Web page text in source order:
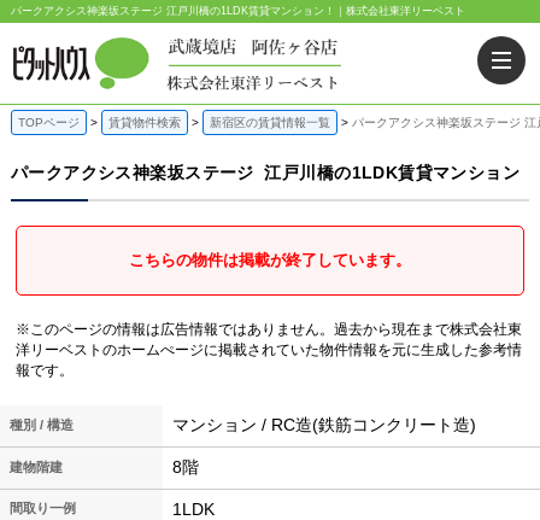
パークアクシス神楽坂ステージ 江戸川橋の1LDK賃貸マンション！｜株式会社東洋リーベスト
TOPページ 賃貸物件検索 新宿区の賃貸情報一覧 パークアクシス神楽坂ステージ
パークアクシス神楽坂ステージ 江戸川橋の1LDK賃貸マンション
こちらの物件は掲載が終了しています。
※このページの情報は広告情報ではありません。過去から現在まで株式会社東
洋リーベストのホームぺージに掲載されていた物件情報を元に生成した参考情
報です。
種別 / 構造 マンション / RC造(鉄筋コンクリート造)
建物階建 8階
間取り一例 1LDK